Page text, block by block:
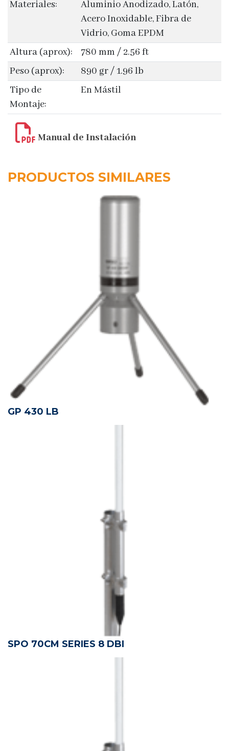
Materiales:
Aluminio Anodizado, Latón,
Acero Inoxidable, Fibra de
Vidrio, Goma EPDM
Altura (aprox):
780 mm / 2.56 ft
Peso (aprox):
890 gr / 1.96 lb
Tipo de
Montaje:
En Mástil
Manual de Instalación
PRODUCTOS SIMILARES
GP 430 LB
SPO 70CM SERIES 8 DBI